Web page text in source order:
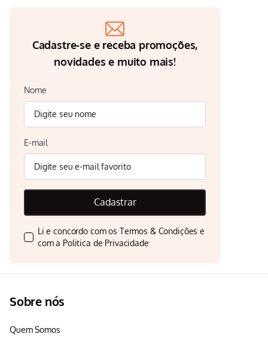
Cadastre-se e receba promoções,
novidades e muito mais!
Nome
E-mail
Cadastrar
Li e concordo com os Termos & Condições e
com a Politica de Privacidade
Sobre nós
Quem Somos